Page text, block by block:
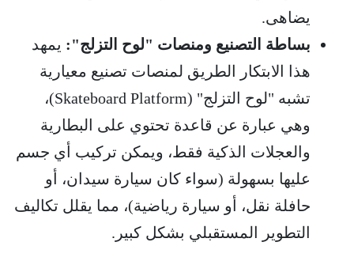
يضاهى.
بساطة التصنيع ومنصات "لوح التزلج": يمهد
هذا الابتكار الطريق لمنصات تصنيع معيارية
تشبه "لوح التزلج" (Skateboard Platform)،
وهي عبارة عن قاعدة تحتوي على البطارية
والعجلات الذكية فقط، ويمكن تركيب أي جسم
عليها بسهولة (سواء كان سيارة سيدان، أو
حافلة نقل، أو سيارة رياضية)، مما يقلل تكاليف
التطوير المستقبلي بشكل كبير.